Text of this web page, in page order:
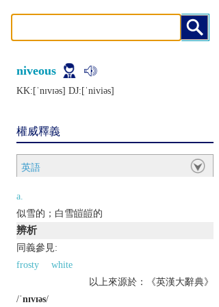
niveous
KK:[ˈnɪvɪǝs] DJ:[ˈniviǝs]
權威釋義
英語
a.
似雪的；白雪皚皚的
辨析
同義參見:
frosty
white
以上來源於：《英漢大辭典》
/ˈnɪvɪəs/